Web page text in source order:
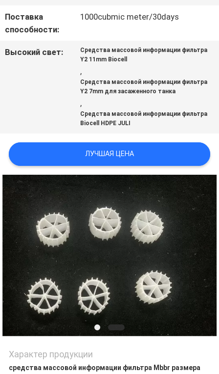
ЦИТАТУ
КАРТА
КОНФИДЕНЦИАЛЬНОСТИ
Поставка
способности:
1000cubmic meter/30days
Высокий свет:
Средства массовой информации фильтра
Y2 11mm Biocell
,
Средства массовой информации фильтра
Y2 7mm для засаженного танка
,
Средства массовой информации фильтра
Biocell HDPE JULI
ЛУЧШАЯ ЦЕНА
Характер продукции
средства массовой информации фильтра Mbbr размера